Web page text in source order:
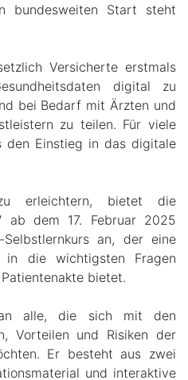
bundesweiten Start steht
Versicherte erstmals
digital zu
bei Bedarf mit Ärzten und
zu teilen. Für viele
den Einstieg in das digitale
erleichtern, bietet die
ab dem 17. Februar 2025
Selbstlernkurs an, der eine
in die wichtigsten Fragen
bietet.
alle, die sich mit den
Vorteilen und Risiken der
Er besteht aus zwei
und interaktive